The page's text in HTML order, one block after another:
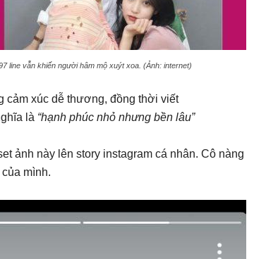
line vẫn khiến người hâm mộ xuýt xoa. (Ảnh: internet)
cảm xúc dễ thương, đồng thời viết
là “hạnh phúc nhỏ nhưng bền lâu”
ảnh này lên story instagram cá nhân. Cô nàng
mình.